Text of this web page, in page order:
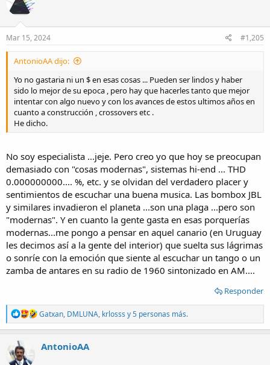
Mar 15, 2024 #1,205
AntonioAA dijo:
Yo no gastaria ni un $ en esas cosas ... Pueden ser lindos y haber
sido lo mejor de su epoca , pero hay que hacerles tanto que mejor
intentar con algo nuevo y con los avances de estos ultimos años en
cuanto a construcción , crossovers etc .
He dicho.
No soy especialista ...jeje. Pero creo yo que hoy se preocupan
demasiado con "cosas modernas", sistemas hi-end ... THD
0.000000000.... %, etc. y se olvidan del verdadero placer y
sentimientos de escuchar una buena musica. Las bombox JBL
y similares invadieron el planeta ...son una plaga ...pero son
"modernas". Y en cuanto la gente gasta en esas porquerías
modernas...me pongo a pensar en aquel canario (en Uruguay
les decimos así a la gente del interior) que suelta sus lágrimas
o sonríe con la emoción que siente al escuchar un tango o un
zamba de antares en su radio de 1960 sintonizado en AM....
Responder
R
e
a
Gatxan, DMLUNA, krlosss y 5 personas más.
AntonioAA